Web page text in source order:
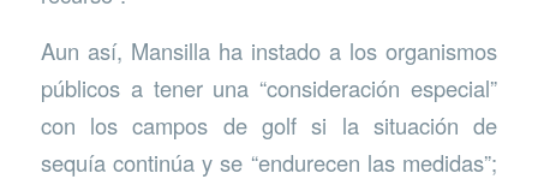
Aun así, Mansilla ha instado a los organismos
públicos a tener una “consideración especial”
con los campos de golf si la situación de
sequía continúa y se “endurecen las medidas”;